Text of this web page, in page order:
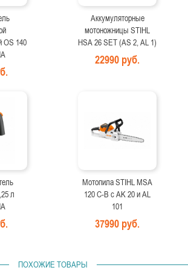
OS 140
Аккумуляторные
мотоножницы STIHL
HSA 26 SET (AS 2, AL 1)
22990 руб.
л
Мотопила STIHL MSA
120 C-B с AK 20 и AL
101
37990 руб.
ПОХОЖИЕ ТОВАРЫ